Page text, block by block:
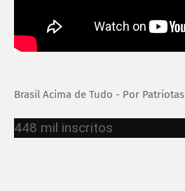
Brasil Acima de Tudo - Por Patriotas
448 mil inscritos